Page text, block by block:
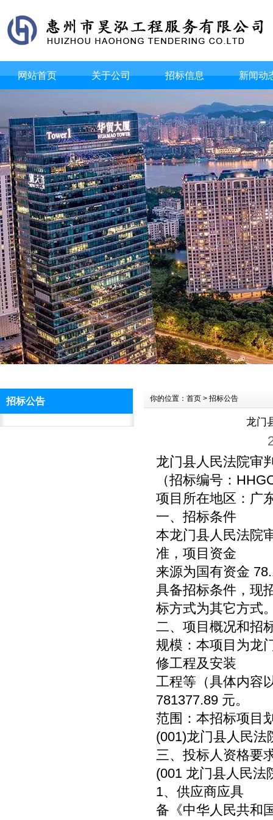
网站首页 关于公司 招标信息 新闻动
招标公告 你的位置：首页 > 招标公告
龙门
龙门县人民法院审
（招标编号：
项目所在地区：广
一、招标条件
本龙门县人民法院
准，项目资金
来源为国有资金
具备招标条件，现
标方式为其它方式
二、项目概况和招
规模：本项目为龙
修工程及安装
工程等（具体内容
781377.89 元。
范围：本招标项目
(001)龙门县人民法
三、投标人资格要
(001 龙门县人民法
1、供应商应具
备《中华人民共和